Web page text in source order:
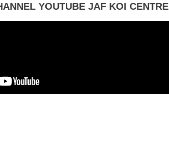
YOUTUBE JAF KOI CENTRE